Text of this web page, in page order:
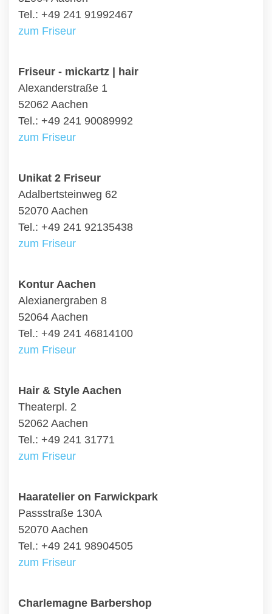
Tel.: +49 241 91992467
zum Friseur
Friseur - mickartz | hair
Alexanderstraße 1
52062 Aachen
Tel.: +49 241 90089992
zum Friseur
Unikat 2 Friseur
Adalbertsteinweg 62
52070 Aachen
Tel.: +49 241 92135438
zum Friseur
Kontur Aachen
Alexianergraben 8
52064 Aachen
Tel.: +49 241 46814100
zum Friseur
Hair & Style Aachen
Theaterpl. 2
52062 Aachen
Tel.: +49 241 31771
zum Friseur
Haaratelier on Farwickpark
Passstraße 130A
52070 Aachen
Tel.: +49 241 98904505
zum Friseur
Charlemagne Barbershop